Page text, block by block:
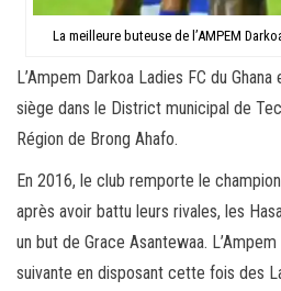
La meilleure buteuse de l’AMPEM
L’Ampem Darkoa Ladies FC du
siège dans le District municipal de
Région de Brong Ahafo.
En 2016, le club remporte le
après avoir battu leurs rivales, les
un but de Grace Asantewaa.
suivante en disposant cette fois des